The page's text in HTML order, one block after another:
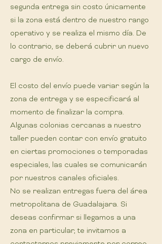
segunda entrega sin costo únicamente
si la zona está dentro de nuestro rango
operativo y se realiza el mismo día. De
lo contrario, se deberá cubrir un nuevo
cargo de envío.
El costo del envío puede variar según la
zona de entrega y se especificará al
momento de finalizar la compra.
Algunas colonias cercanas a nuestro
taller pueden contar con envío gratuito
en ciertas promociones o temporadas
especiales, las cuales se comunicarán
por nuestros canales oficiales.
No se realizan entregas fuera del área
metropolitana de Guadalajara. Si
deseas confirmar si llegamos a una
zona en particular, te invitamos a